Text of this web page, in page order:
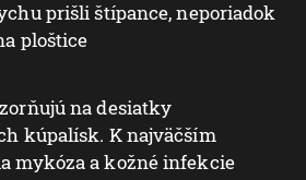
prišli štípance, neporiadok
ploštice
na desiatky
kúpalísk. K najväčším
mykóza a kožné infekcie